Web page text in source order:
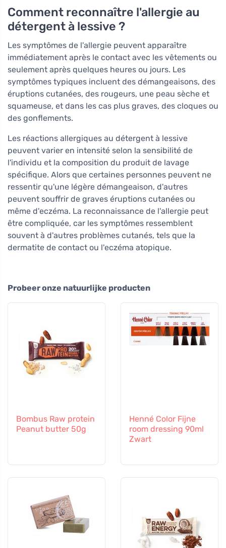
Comment reconnaître l'allergie au
détergent à lessive ?
Les symptômes de l'allergie peuvent apparaître
immédiatement après le contact avec les vêtements ou
seulement après quelques heures ou jours. Les
symptômes typiques incluent des démangeaisons, des
éruptions cutanées, des rougeurs, une peau sèche et
squameuse, et dans les cas plus graves, des cloques ou
des gonflements.
Les réactions allergiques au détergent à lessive
peuvent varier en intensité selon la sensibilité de
l'individu et la composition du produit de lavage
spécifique. Alors que certaines personnes peuvent ne
ressentir qu'une légère démangeaison, d'autres
peuvent souffrir de graves éruptions cutanées ou
même d'eczéma. La reconnaissance de l'allergie peut
être compliquée, car les symptômes ressemblent
souvent à d'autres problèmes cutanés, tels que la
dermatite de contact ou l'eczéma atopique.
Probeer onze natuurlijke producten
Bombus Raw protein
Peanut butter 50g
Henné Color Fijne
room dressing 90ml
Zwart